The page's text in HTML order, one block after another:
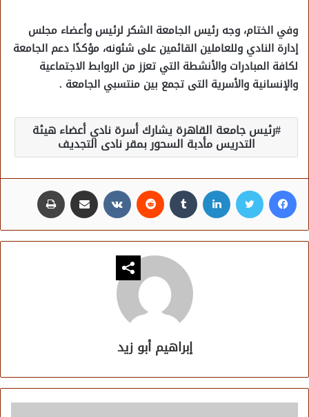
وفي الختام، وجه رئيس الجامعة الشكر لرئيس وأعضاء مجلس
إدارة النادي وللعاملين القائمين على شئونه، مؤكدًا دعم الجامعة
لكافة المبادرات والأنشطة التي تعزز من الروابط الاجتماعية
والإنسانية والأسرية التى تجمع بين منتسبي الجامعة .
رئيس جامعة القاهرة يشارك أسرة نادي أعضاء هيئة
التدريس مأدبة السحور بمقر نادى التجديف
فيسبوك تويتر لينكدإن مشاركة عبر البريد
إبراهيم أبو زيد